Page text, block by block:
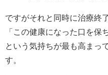
ですがそれと同時に治療終
「この健康になった口を保
という気持ちが最も高まっ
す。